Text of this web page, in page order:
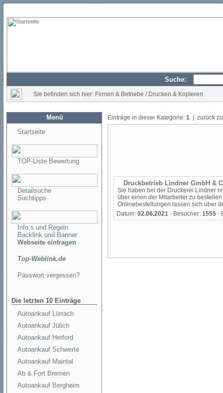
Suche:
Sie befinden sich hier: Firmen & Betriebe / Drucken & Kopieren
Menü
Startseite
TOP-Liste Bewertung
Detailsuche
Suchtipps
Info,s und Regeln
Backlink und Banner
Webseite eintragen
Top-Weblink.de
Passwort vergessen?
Die letzten 10 Einträge
Autoankauf Lörrach
Autoankauf Jülich
Autoankauf Herford
Autoankauf Schwerte
Autoankauf Maintal
Ab & Fort Bremen
Autoankauf Bergheim
Einträge in dieser Kategorie: 1 | zurück
Druckbetrieb Lindner GmbH &
Sie haben bei der Druckerei Lindner
über einen der Mitarbeiter zu
Onlinebestellungen lassen sich über
Datum: 02.06.2021 - Besucher: 1555 -